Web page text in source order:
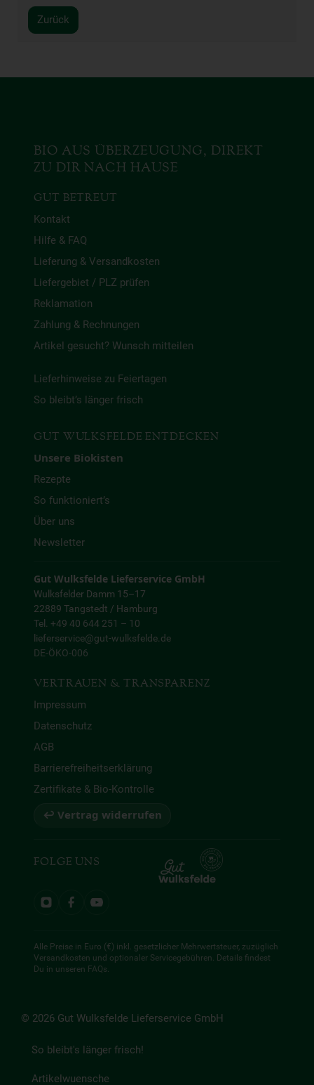
Zurück
BIO AUS ÜBERZEUGUNG, DIREKT
ZU DIR NACH HAUSE
GUT BETREUT
Kontakt
Hilfe & FAQ
Lieferung & Versandkosten
Liefergebiet / PLZ prüfen
Reklamation
Zahlung & Rechnungen
Artikel gesucht? Wunsch mitteilen
Lieferhinweise zu Feiertagen
So bleibt’s länger frisch
GUT WULKSFELDE ENTDECKEN
Unsere Biokisten
Rezepte
So funktioniert’s
Über uns
Newsletter
Gut Wulksfelde Lieferservice GmbH
Wulksfelder Damm 15–17
22889 Tangstedt / Hamburg
Tel. +49 40 644 251 – 10
lieferservice@gut-wulksfelde.de
DE-ÖKO-006
VERTRAUEN & TRANSPARENZ
Impressum
Datenschutz
AGB
Barrierefreiheitserklärung
Zertifikate & Bio-Kontrolle
↩ Vertrag widerrufen
FOLGE UNS
Alle Preise in Euro (€) inkl. gesetzlicher Mehrwertsteuer, zuzüglich
Versandkosten und optionaler Servicegebühren. Details findest
Du in unseren FAQs.
© 2026 Gut Wulksfelde Lieferservice GmbH
So bleibt's länger frisch!
Artikelwuensche